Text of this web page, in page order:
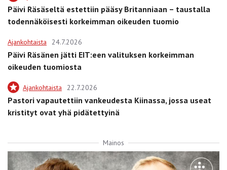
Päivi Räsäseltä estettiin pääsy Britanniaan – taustalla
todennäköisesti korkeimman oikeuden tuomio
Ajankohtaista 24.7.2026
Päivi Räsänen jätti EIT:een valituksen korkeimman
oikeuden tuomiosta
Ajankohtaista 22.7.2026
Pastori vapautettiin vankeudesta Kiinassa, jossa useat
kristityt ovat yhä pidätettyinä
Mainos